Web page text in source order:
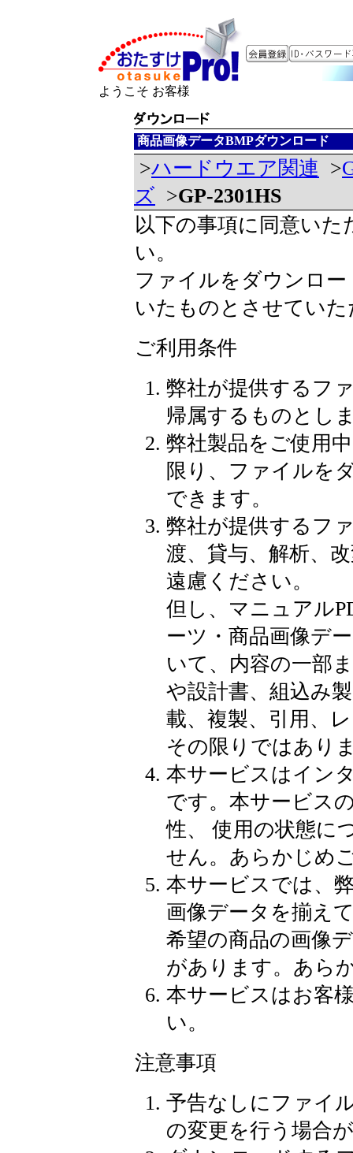
ようこそ お客様
商品画像データBMPダウンロード
>ハードウエア関連 >
ズ >GP-2301HS
以下の事項に同意い
い。
ファイルをダウンロ
いたものとさせてい
ご利用条件
弊社が提供するフ
帰属するものとし
弊社製品をご使用
限り、ファイルを
できます。
弊社が提供するフ
渡、貸与、解析、
遠慮ください。
但し、マニュアル
ーツ・商品画像デ
いて、内容の一部
や設計書、組込み
載、複製、引用、
その限りではあり
本サービスはイン
です。本サービス
性、 使用の状態に
せん。あらかじめ
本サービスでは、
画像データを揃え
希望の商品の画像
があります。あら
本サービスはお客
い。
注意事項
予告なしにファイ
の変更を行う場合